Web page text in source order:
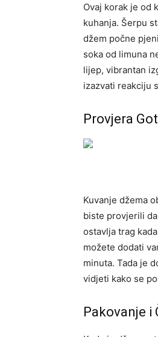
Ovaj korak je od
kuhanja. Šerpu
džem počne
soka od limuna
lijep, vibrantan
izazvati reakciju
Provjera
Kuvanje džema
biste provjerili
ostavlja trag
možete dodati
minuta. Tada je
vidjeti kako se
Pakovanje i